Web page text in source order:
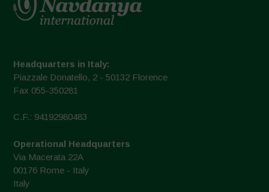
Headquarters in Italy:
Piazzale Donatello, 2 - 50132 Florence
Fax 055-350281
C.F.: 94192980483
Operational Headquarters
Via Macerata 22A
00176 Rome - Italy
Italy